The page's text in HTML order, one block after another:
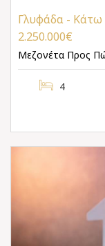
Γλυφάδα - Κάτω
2.250.000€
Μεζονέτα Προς
4